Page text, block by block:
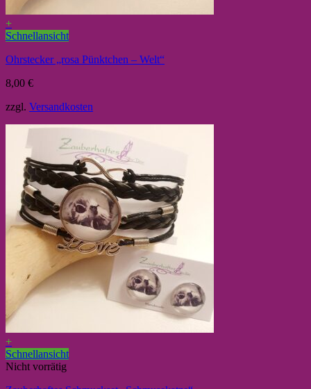
+
Schnellansicht
Ohrstecker „rosa Pünktchen – Welt“
8,00 €
zzgl. Versandkosten
+
Schnellansicht
Nicht vorrätig